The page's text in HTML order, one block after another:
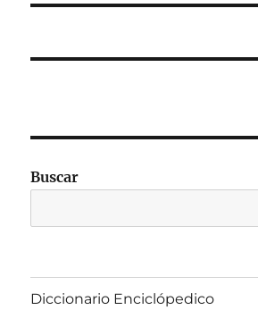
Buscar
Diccionario Enciclópedico